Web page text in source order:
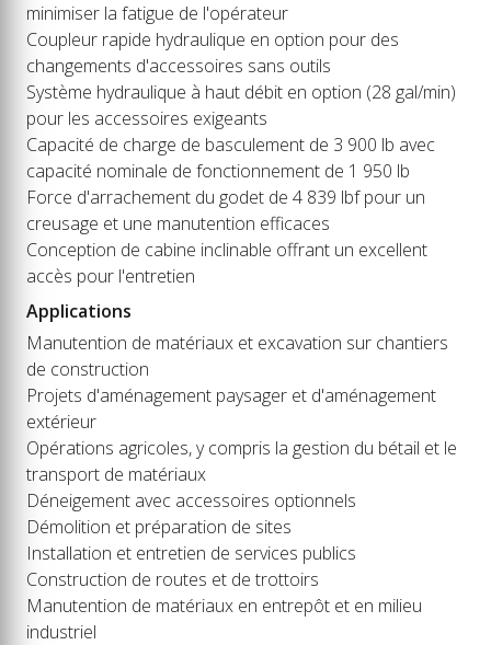
minimiser la fatigue de l'opérateur
Coupleur rapide hydraulique en option pour des
changements d'accessoires sans outils
Système hydraulique à haut débit en option (28 gal/min)
pour les accessoires exigeants
Capacité de charge de basculement de 3 900 lb avec
capacité nominale de fonctionnement de 1 950 lb
Force d'arrachement du godet de 4 839 lbf pour un
creusage et une manutention efficaces
Conception de cabine inclinable offrant un excellent
accès pour l'entretien
Applications
Manutention de matériaux et excavation sur chantiers
de construction
Projets d'aménagement paysager et d'aménagement
extérieur
Opérations agricoles, y compris la gestion du bétail et le
transport de matériaux
Déneigement avec accessoires optionnels
Démolition et préparation de sites
Installation et entretien de services publics
Construction de routes et de trottoirs
Manutention de matériaux en entrepôt et en milieu
industriel